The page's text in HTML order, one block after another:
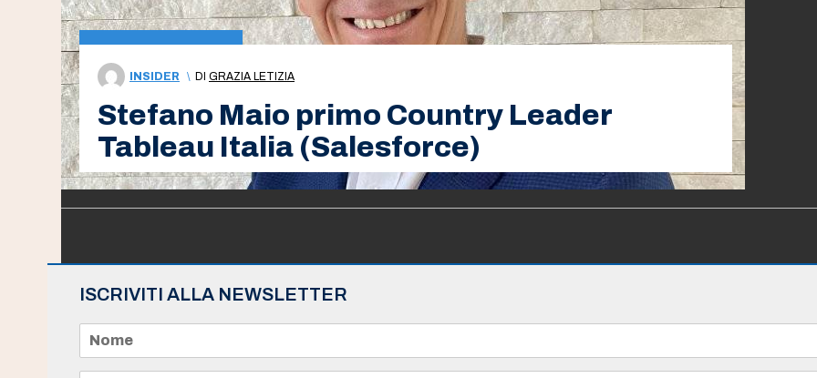
INSIDER \ DI GRAZIA LETIZIA
Stefano Maio primo Country Leader
Tableau Italia (Salesforce)
ISCRIVITI ALLA NEWSLETTER
m
e